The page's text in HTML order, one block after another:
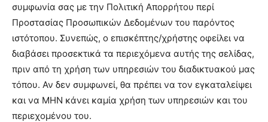
συμφωνία σας με την Πολιτική Απορρήτου περί
Προστασίας Προσωπικών Δεδομένων του παρόντος
ιστότοπου. Συνεπώς, ο επισκέπτης/χρήστης οφείλει να
διαβάσει προσεκτικά τα περιεχόμενα αυτής της σελίδας,
πριν από τη χρήση των υπηρεσιών του διαδικτυακού μας
τόπου. Αν δεν συμφωνεί, θα πρέπει να τον εγκαταλείψει
και να ΜΗΝ κάνει καμία χρήση των υπηρεσιών και του
περιεχομένου του.